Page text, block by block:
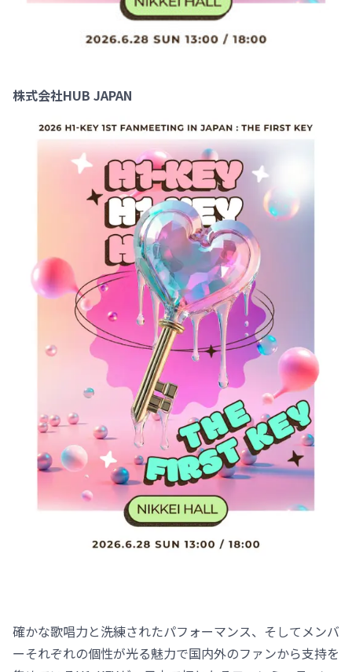
株式会社HUB JAPAN
確かな歌唱力と洗練されたパフォーマンス、そしてメンバ
ーそれぞれの個性が光る魅力で国内外のファンから支持を